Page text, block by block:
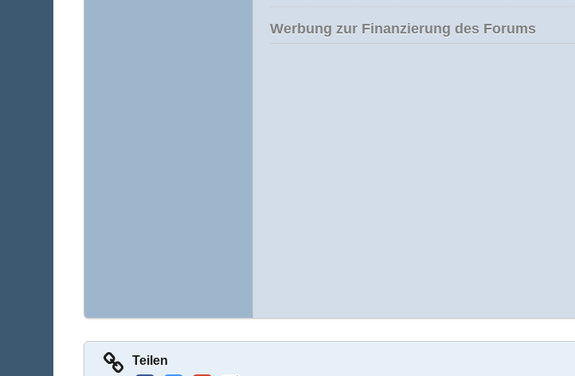
Werbung zur Finanzierung des Forums
Teilen